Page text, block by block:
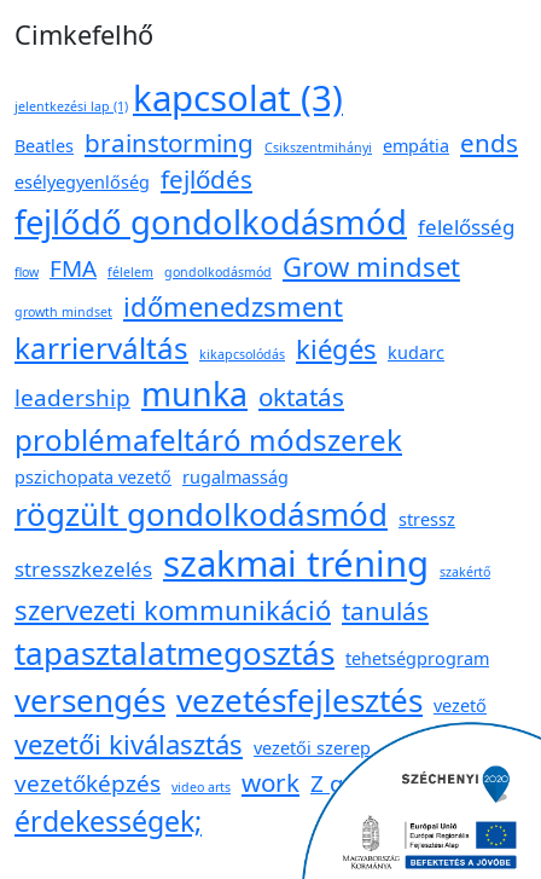
Cimkefelhő
jelentkezési lap (1) kapcsolat (3)
Beatles brainstorming Csikszentmihányi empátia ends
esélyegyenlőség fejlődés
fejlődő gondolkodásmód felelősség
flow FMA félelem gondolkodásmód Grow mindset
growth mindset időmenedzsment
karrierváltás kikapcsolódás kiégés kudarc
leadership munka oktatás
problémafeltáró módszerek
pszichopata vezető rugalmasság
rögzült gondolkodásmód stressz
stresszkezelés szakmai tréning szakértő
szervezeti kommunikáció tanulás
tapasztalatmegosztás tehetségprogram
versengés vezetésfejlesztés vezető
vezetői kiválasztás vezetői szerep
vezetőképzés video arts work Z generáció
érdekességek;